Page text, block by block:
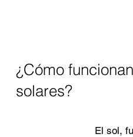
¿Cómo
solares?
El sol,